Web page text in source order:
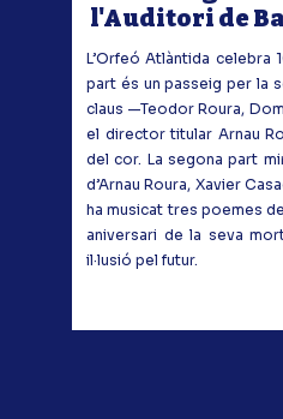
l'Auditori de
L’Orfeó Atlàntida celebra
part és un passeig per la
claus —Teodor Roura,
el director titular Arnau
del cor. La segona part
d’Arnau Roura, Xavier
ha musicat tres poemes
aniversari de la seva
il·lusió pel futur.